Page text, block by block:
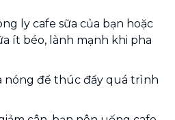
ly cafe sữa của bạn hoặc
ít béo, lành mạnh khi pha
nóng để thúc đẩy quá trình